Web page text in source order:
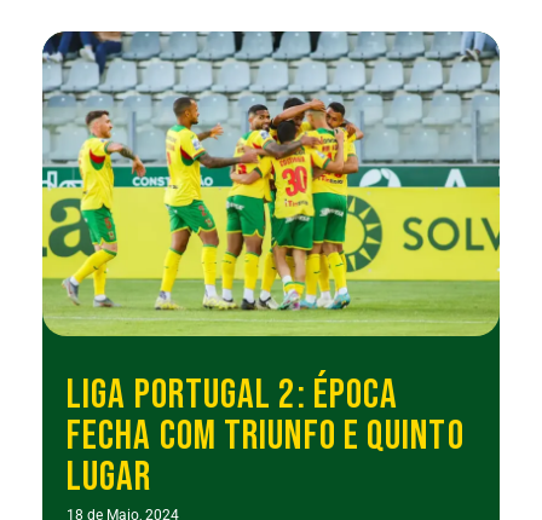
LIGA PORTUGAL 2: ÉPOCA
FECHA COM TRIUNFO E QUINTO
LUGAR
18 de Maio, 2024